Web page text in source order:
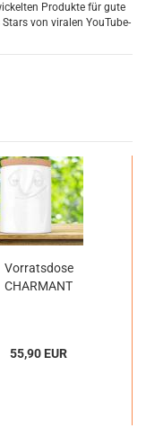
Produkte für gute
von viralen YouTube-
Vorratsdose
CHARMANT
55,90 EUR